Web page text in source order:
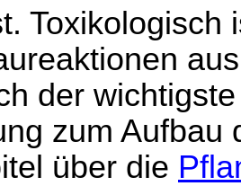
Toxikologisch
der
zum
über die